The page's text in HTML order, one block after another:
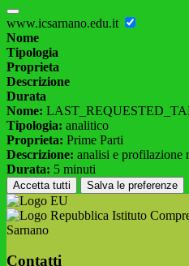
www.icsarnano.edu.it
Nome
Tipologia
Proprieta
Descrizione
Durata
Nome:
Tipologia: analitico
Proprieta: Prime Parti
Descrizione: analisi e profilazione
Durata: 5 minuti
Accetta tutti Salva le preferenze
Istituto
Sarnano
Contatti